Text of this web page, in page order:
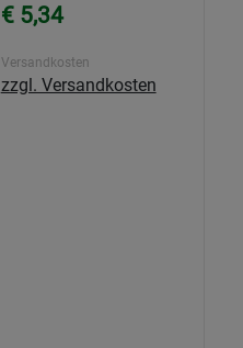
€ 5,34
Versandkosten
zzgl. Versandkosten